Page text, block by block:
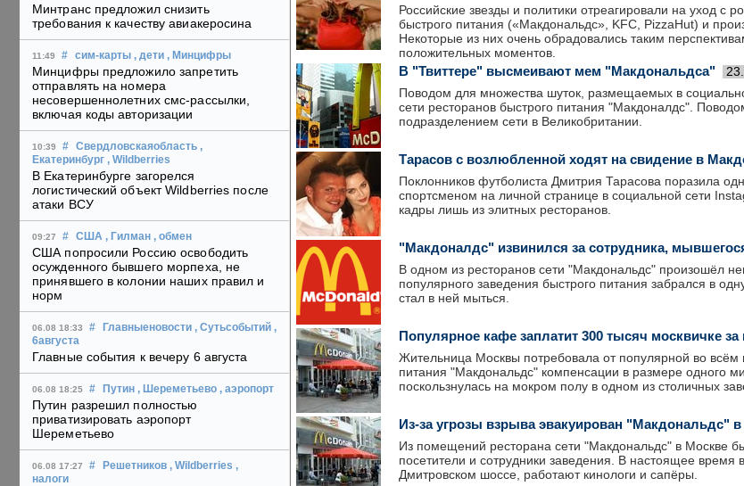
Минтранс предложил снизить
требования к качеству авиакеросина
11:49 # сим-карты , дети , Минцифры
Минцифры предложило запретить
отправлять на номера
несовершеннолетних смс-рассылки,
включая коды авторизации
10:39 # Свердловскаяобласть ,
Екатеринбург , Wildberries
В Екатеринбурге загорелся
логистический объект Wildberries после
атаки ВСУ
09:27 # США , Гилман , обмен
США попросили Россию освободить
осужденного бывшего морпеха, не
принявшего в колонии наших правил и
норм
06.08 18:33 # Главныеновости , Сутьсобытий ,
6августа
Главные события к вечеру 6 августа
06.08 18:25 # Путин , Шереметьево , аэропорт
Путин разрешил полностью
приватизировать аэропорт
Шереметьево
06.08 17:27 # Решетников , Wildberries ,
налоги
Российские звезды и политики отреагировали на уход с
быстрого питания («Макдональдс», KFC, PizzaHut) и
Некоторые из них очень обрадовались таким
положительных моментов.
В "Твиттере" высмеивают мем "Макдональдса"
Поводом для множества шуток, размещаемых в
сети ресторанов быстрого питания "Макдоналдс".
подразделением сети в Великобритании.
Тарасов с возлюбленной ходят на свидение в
Поклонников футболиста Дмитрия Тарасова поразила
спортсменом на личной странице в социальной сети
кадры лишь из элитных ресторанов.
"Макдоналдс" извинился за сотрудника,
В одном из ресторанов сети "Макдональдс" произошёл
популярного заведения быстрого питания забрался в
стал в ней мыться.
Популярное кафе заплатит 300 тысяч москвичке
Жительница Москвы потребовала от популярной во всём
питания "Макдональдс" компенсации в размере одного
поскользнулась на мокром полу в одном из столичных
Из-за угрозы взрыва эвакуирован "Макдональдс"
Из помещений ресторана сети "Макдональдс" в Москве
посетители и сотрудники заведения. В настоящее время
Дмитровском шоссе, работают кинологи и сапёры.